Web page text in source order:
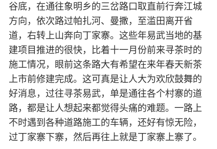
谷底，在通往象明乡的三岔路口取直前行奔江城
方向，依次路过帕扎河、曼撒，至滥田离开省
道，右转上山奔向丁家寨。这些年易武当地的基
建项目推进的很快，比着十一月份前来寻茶时的
施工情况，眼前这条路大有希望在来年春天新茶
上市前修建完成。这可真是让人大为欢欣鼓舞的
好消息，过往寻茶易武，单是通往各个村寨的道
路，都是让人想起来都觉得头痛的难题。一路上
不时遇到各种道路施工的车辆，还好有惊无险，
过丁家寨下寨，然后再往上就是丁家寨上寨了。